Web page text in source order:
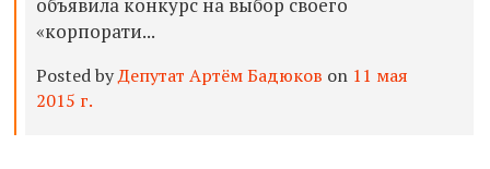
объявила конкурс на выбор своего
«корпорати...
Posted byДепутат Артём Бадюков on 11 мая
2015 г.